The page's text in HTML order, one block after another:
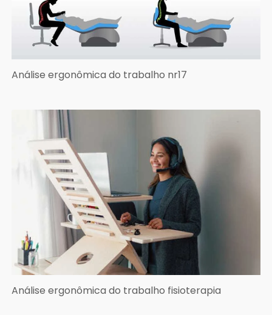
Análise ergonômica do trabalho nr17
Análise ergonômica do trabalho fisioterapia